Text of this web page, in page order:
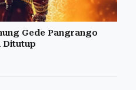
Gede Pangrango
Ditutup